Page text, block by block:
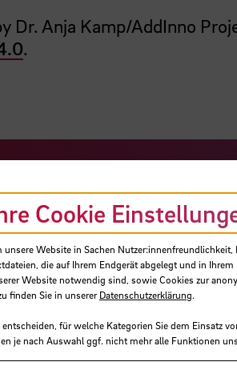
Dr. Anja Kamp/AddInno
.
Cookie
unsere Website in Sachen
die auf Ihrem Endgerät abgelegt und in
Website notwendig sind, sowie Cookies zur
finden Sie in unsererDatenschutzerklärung.
entscheiden, für welche Kategorien Sie dem Einsatz
je nach Auswahl ggf. nicht mehr alle Funktionen